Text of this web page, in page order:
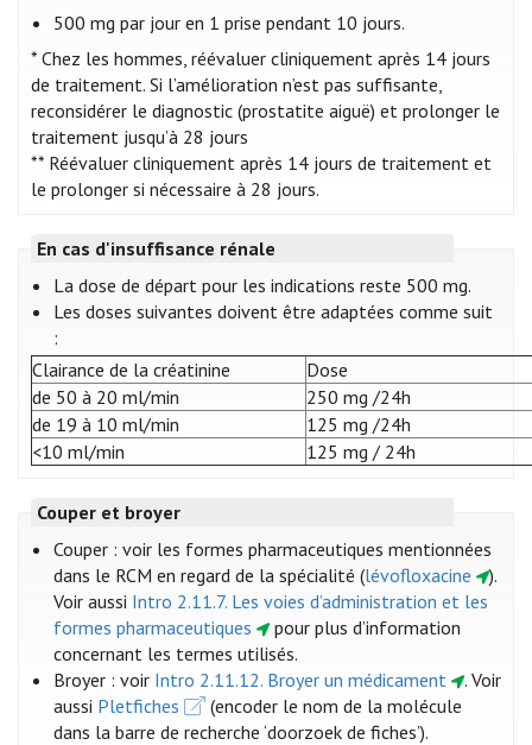
500 mg par jour en 1 prise pendant 10 jours.
* Chez les hommes, réévaluer cliniquement après 14 jours
de traitement. Si l’amélioration n’est pas suffisante,
reconsidérer le diagnostic (prostatite aiguë) et prolonger le
traitement jusqu’à 28 jours
** Réévaluer cliniquement après 14 jours de traitement et
le prolonger si nécessaire à 28 jours.
En cas d'insuffisance rénale
La dose de départ pour les indications reste 500 mg.
Les doses suivantes doivent être adaptées comme suit
:
Clairance de la créatinine
Dose
de 50 à 20 ml/min
250 mg /24h
de 19 à 10 ml/min
125 mg /24h
<10 ml/min
125 mg / 24h
Couper et broyer
Couper : voir les formes pharmaceutiques mentionnées
dans le RCM en regard de la spécialité (lévofloxacine ).
Voir aussi Intro 2.11.7. Les voies d’administration et les
formes pharmaceutiques
pour plus d’information
concernant les termes utilisés.
Broyer : voir Intro 2.11.12. Broyer un médicament
. Voir
aussi Pletfiches
(encoder le nom de la molécule
dans la barre de recherche ‘doorzoek de fiches’).